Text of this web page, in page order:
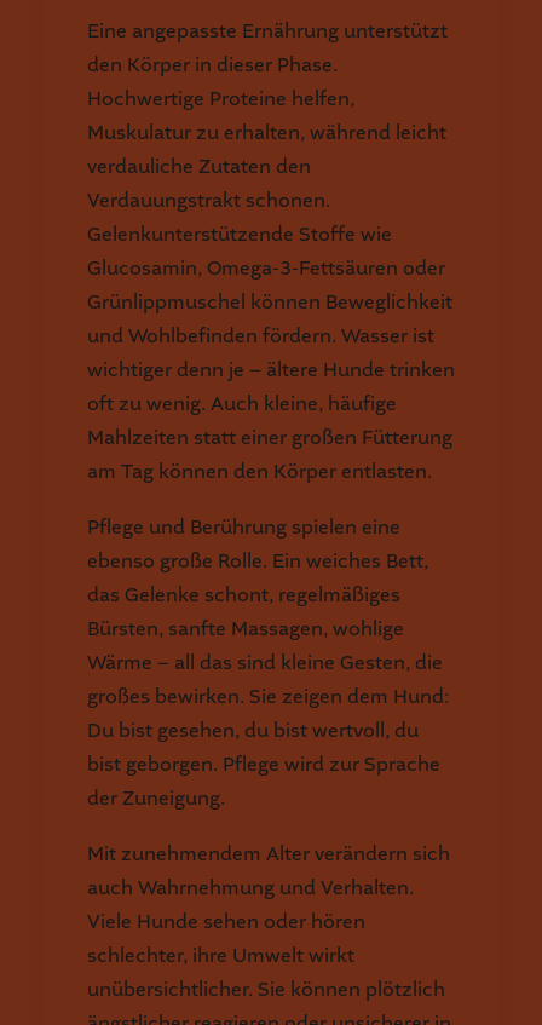
Eine angepasste Ernährung unterstützt
den Körper in dieser Phase.
Hochwertige Proteine helfen,
Muskulatur zu erhalten, während leicht
verdauliche Zutaten den
Verdauungstrakt schonen.
Gelenkunterstützende Stoffe wie
Glucosamin, Omega-3-Fettsäuren oder
Grünlippmuschel können Beweglichkeit
und Wohlbefinden fördern. Wasser ist
wichtiger denn je – ältere Hunde trinken
oft zu wenig. Auch kleine, häufige
Mahlzeiten statt einer großen Fütterung
am Tag können den Körper entlasten.
Pflege und Berührung spielen eine
ebenso große Rolle. Ein weiches Bett,
das Gelenke schont, regelmäßiges
Bürsten, sanfte Massagen, wohlige
Wärme – all das sind kleine Gesten, die
großes bewirken. Sie zeigen dem Hund:
Du bist gesehen, du bist wertvoll, du
bist geborgen. Pflege wird zur Sprache
der Zuneigung.
Mit zunehmendem Alter verändern sich
auch Wahrnehmung und Verhalten.
Viele Hunde sehen oder hören
schlechter, ihre Umwelt wirkt
unübersichtlicher. Sie können plötzlich